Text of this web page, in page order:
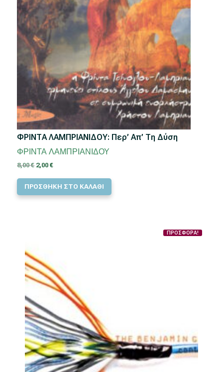
ΦΡΙΝΤΑ ΛΑΜΠΡΙΑΝΙΔΟΥ: Περ’ Απ’ Τη Δύση
ΦΡΙΝΤΑ ΛΑΜΠΡΙΑΝΙΔΟΥ
8,00€ Original
price
was:
2,00€Η
τρέχουσα
τιμή
ΠΡΟΣΘΗΚΗ ΣΤΟ ΚΑΛΑΘΙ
ΠΡΟΣΦΟΡΑ!